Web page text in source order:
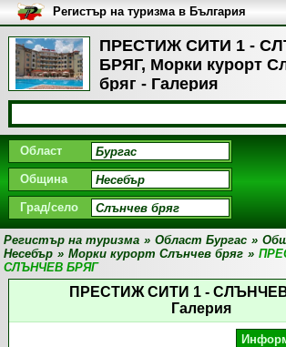
ПРЕСТИЖ СИТИ 1 -
БРЯГ, Морки курорт
бряг - Галерия
Регистър на туризма в България
Област
Община
Град/село
Регистър на туризма » Област Бургас »
Несебър » Морки курорт Слънчев бряг »
СЛЪНЧЕВ БРЯГ
ПРЕСТИЖ СИТИ 1 -
Галерия